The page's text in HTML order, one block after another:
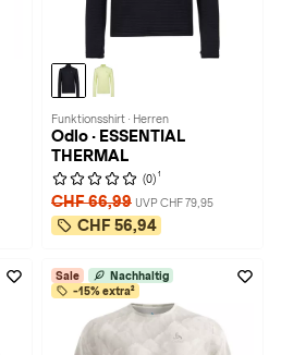
Funktionsshirt · Herren
Odlo · ESSENTIAL
THERMAL
(0) 1
CHF 66,99 UVP CHF 79,95
CHF 56,94
Sale
Nachhaltig
-15% extra²